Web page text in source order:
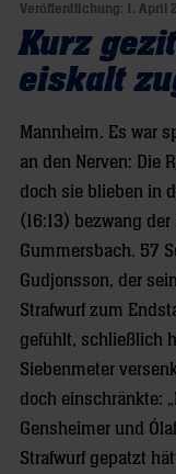
Veröffentlichung: 1. April
Kurz
eiskalt
Mannheim. Es war
an den Nerven: Die
doch sie blieben in
(16:13) bezwang
Gummersbach. 57
Gudjonsson, der
Strafwurf zum
gefühlt, schließlich
Siebenmeter
doch einschränkte:
Gensheimer und
Strafwurf gepatzt